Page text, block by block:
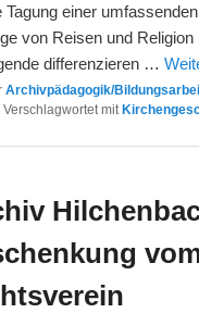
Tagung einer
von Reisen und
differenzieren …
Archivpädagogik/
Verschlagwortet mit